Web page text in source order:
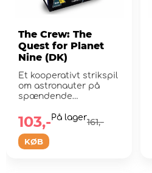
The Crew: The
Quest for Planet
Nine (DK)
Et kooperativt strikspil
om astronauter på
spændende
KØB
161,-
103,- På lager